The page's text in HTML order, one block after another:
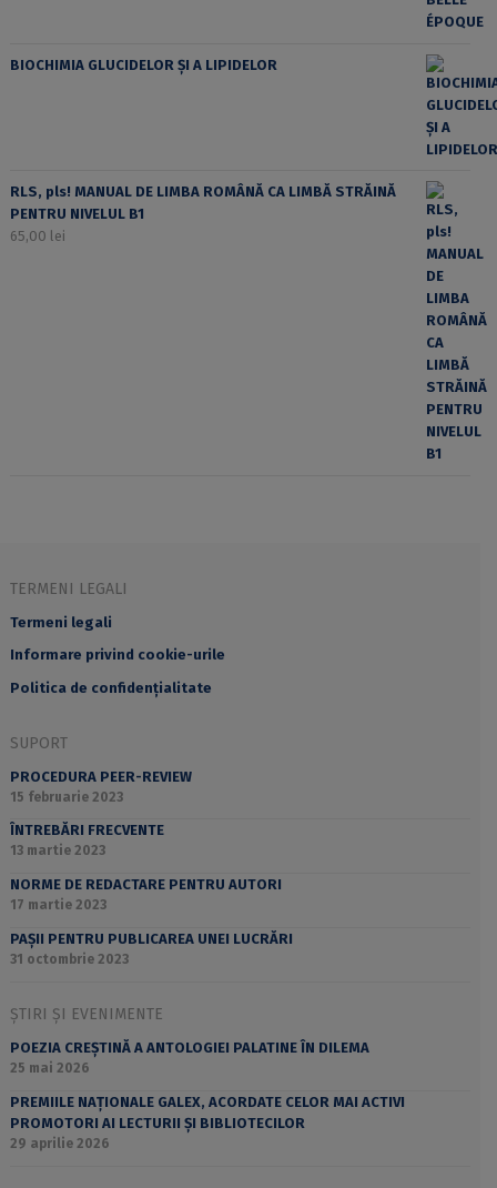
BIOCHIMIA GLUCIDELOR ȘI A LIPIDELOR
RLS, pls! MANUAL DE LIMBA ROMÂNĂ CA LIMBĂ STRĂINĂ
PENTRU NIVELUL B1
65,00 lei
TERMENI LEGALI
Termeni legali
Informare privind cookie-urile
Politica de confidențialitate
SUPORT
PROCEDURA PEER-REVIEW
15 februarie 2023
ÎNTREBĂRI FRECVENTE
13 martie 2023
NORME DE REDACTARE PENTRU AUTORI
17 martie 2023
PAȘII PENTRU PUBLICAREA UNEI LUCRĂRI
31 octombrie 2023
ȘTIRI ȘI EVENIMENTE
POEZIA CREȘTINĂ A ANTOLOGIEI PALATINE ÎN DILEMA
25 mai 2026
PREMIILE NAȚIONALE GALEX, ACORDATE CELOR MAI ACTIVI
PROMOTORI AI LECTURII ȘI BIBLIOTECILOR
29 aprilie 2026